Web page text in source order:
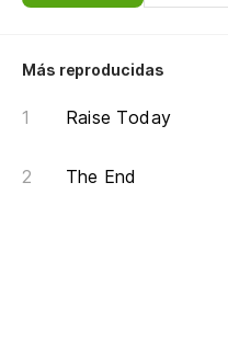
Más reproducidas
Raise Today
The End